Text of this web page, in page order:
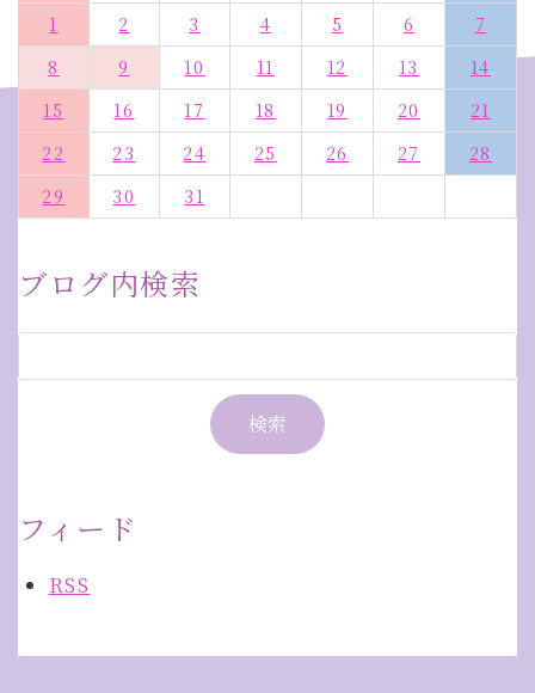
1
2 3 4 5 6
7
8
9 10 11 12 13
14
15
16 17 18 19 20
21
22
23 24 25 26 27
28
29
30 31
ブログ内検索
フィード
RSS